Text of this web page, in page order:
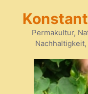
springenPermakultur,